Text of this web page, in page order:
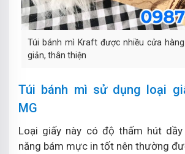
Túi bánh mì Kraft được nhiều cửa
giản, thân thiện
Túi bánh mì sử dụng loại
MG
Loại giấy này có độ thấm hút
năng bám mực in tốt nên thường